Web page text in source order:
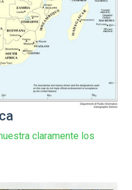
claramente los